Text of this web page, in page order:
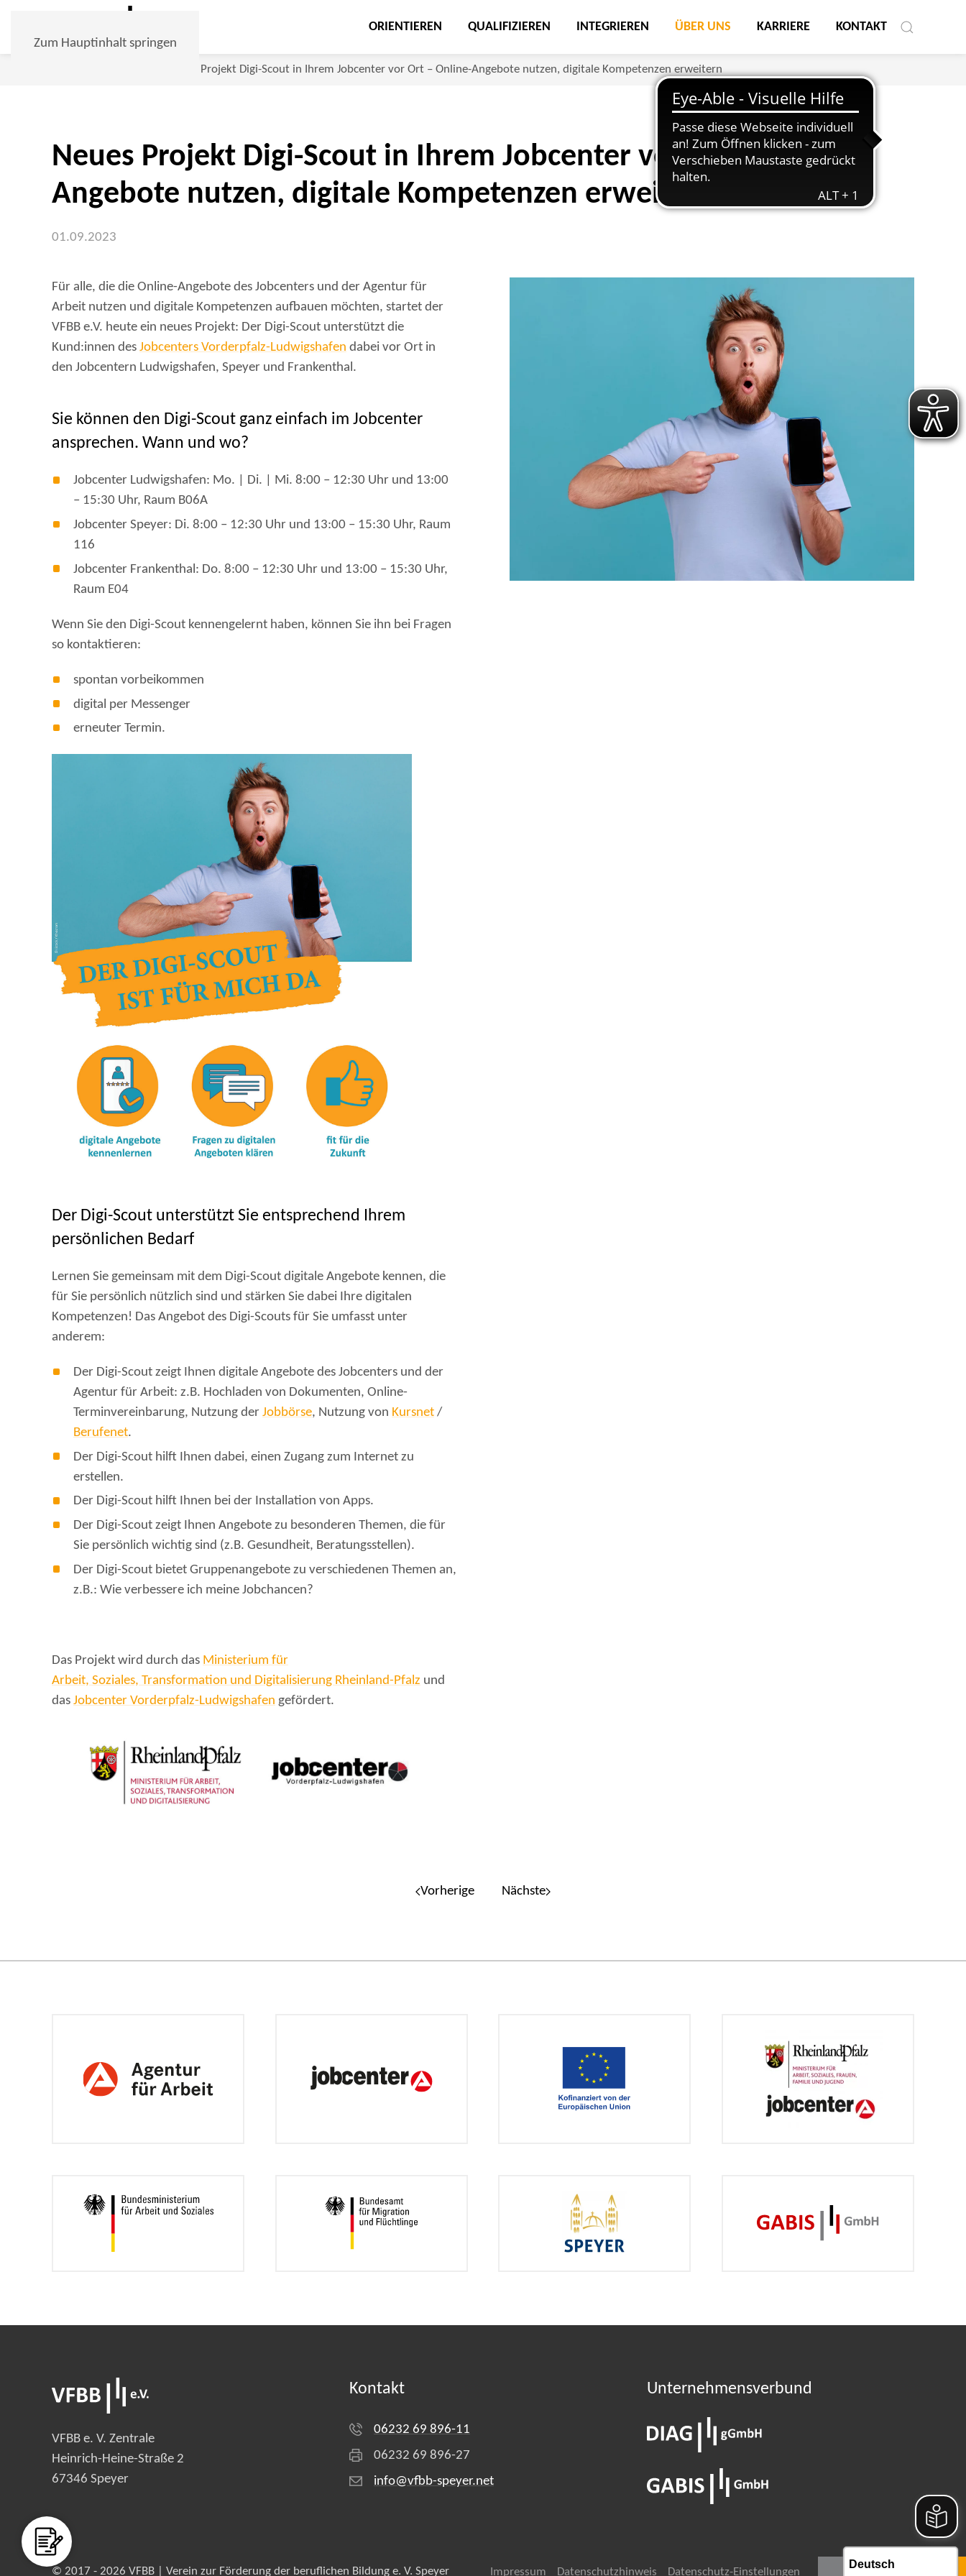
Zum Hauptinhalt springen
ORIENTIEREN QUALIFIZIEREN INTEGRIEREN ÜBER UNS KARRIERE KONTAKT
Neues Projekt Digi-Scout in Ihrem Jobcenter vor Ort – Online-Angebote nutzen, digitale Kompetenzen erweitern
Neues Projekt Digi-Scout in Ihrem Jobcenter vor Ort – Online-
Angebote nutzen, digitale Kompetenzen erweitern
01.09.2023
Für alle, die die Online-Angebote des Jobcenters und der Agentur für
Arbeit nutzen und digitale Kompetenzen aufbauen möchten, startet der
VFBB e.V. heute ein neues Projekt: Der Digi-Scout unterstützt die
Kund:innen des Jobcenters Vorderpfalz-Ludwigshafen dabei vor Ort in
den Jobcentern Ludwigshafen, Speyer und Frankenthal.
Sie können den Digi-Scout ganz einfach im Jobcenter
ansprechen. Wann und wo?
Jobcenter Ludwigshafen: Mo. | Di. | Mi. 8:00 – 12:30 Uhr und 13:00
– 15:30 Uhr, Raum B06A
Jobcenter Speyer: Di. 8:00 – 12:30 Uhr und 13:00 – 15:30 Uhr, Raum
116
Jobcenter Frankenthal: Do. 8:00 – 12:30 Uhr und 13:00 – 15:30 Uhr,
Raum E04
Wenn Sie den Digi-Scout kennengelernt haben, können Sie ihn bei Fragen
so kontaktieren:
spontan vorbeikommen
digital per Messenger
erneuter Termin.
Der Digi-Scout unterstützt Sie entsprechend Ihrem
persönlichen Bedarf
Lernen Sie gemeinsam mit dem Digi-Scout digitale Angebote kennen, die
für Sie persönlich nützlich sind und stärken Sie dabei Ihre digitalen
Kompetenzen! Das Angebot des Digi-Scouts für Sie umfasst unter
anderem:
Der Digi-Scout zeigt Ihnen digitale Angebote des Jobcenters und der
Agentur für Arbeit: z.B. Hochladen von Dokumenten, Online-
Terminvereinbarung, Nutzung der Jobbörse, Nutzung von Kursnet /
Berufenet.
Der Digi-Scout hilft Ihnen dabei, einen Zugang zum Internet zu
erstellen.
Der Digi-Scout hilft Ihnen bei der Installation von Apps.
Der Digi-Scout zeigt Ihnen Angebote zu besonderen Themen, die für
Sie persönlich wichtig sind (z.B. Gesundheit, Beratungsstellen).
Der Digi-Scout bietet Gruppenangebote zu verschiedenen Themen an,
z.B.: Wie verbessere ich meine Jobchancen?
Das Projekt wird durch das Ministerium für
Arbeit, Soziales, Transformation und Digitalisierung Rheinland-Pfalz und
das Jobcenter Vorderpfalz-Ludwigshafen gefördert.
Vorherige Nächste
VFBB e. V. Zentrale
Heinrich-Heine-Straße 2
67346 Speyer
Kontakt
06232 69 896-11
06232 69 896-27
info@vfbb-speyer.net
Unternehmens­verbund
© 2017 - 2026 VFBB | Verein zur Förderung der beruflichen Bildung e. V. Speyer Impressum Datenschutzhinweis Datenschutz-Einstellungen